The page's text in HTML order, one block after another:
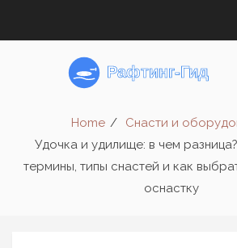
Home
Снасти и
Удочка и удилище: в чем
термины, типы снастей и как
оснастку